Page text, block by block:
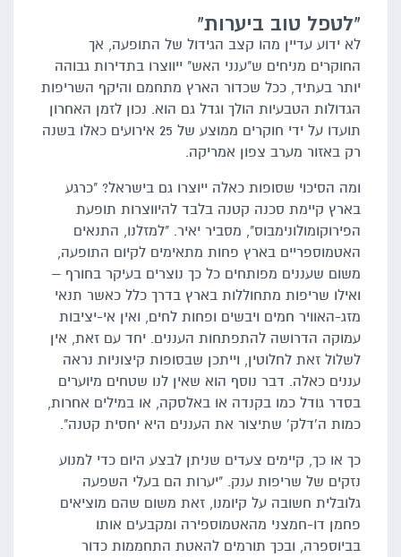
"לטפל טוב ביערות"
לא ידוע עדיין מהו קצב הגידול של התופעה, אך
החוקרים מניחים ש"ענני האש" ייווצרו בתדירות גבוהה
יותר בעתיד, ככל שכדור הארץ מתחמם והיקף השריפות
הגדולות הטבעיות הולך וגדל גם הוא. נכון לזמן האחרון
תועדו על ידי חוקרים ממוצע של 25 אירועים כאלו בשנה
רק באזור מערב צפון אמריקה.
ומה הסיכוי שסופות כאלה ייוצרו גם בישראל? "כרגע
בארץ קיימת סכנה קטנה בלבד להיווצרות תופעת
הפירוקומולונימבוס", מסביר יאיר. "למזלנו, התנאים
האטמוספריים בארץ פחות מתאימים לקיום התופעה,
משום שעננים מפותחים כל כך נוצרים בעיקר בחורף –
ואילו שריפות מתחוללות בארץ בדרך כלל כאשר תנאי
מזג-האוויר חמים ויבשים ופחות לחים, ואין אי-יציבות
עמוקה הדרושה להתפתחות העננים. יחד עם זאת, אין
לשלול זאת לחלוטין, וייתכן שבסופות קיצוניות נראה
עננים כאלה. דבר נוסף הוא שאין לנו שטחים מיוערים
בסדר גודל כמו בקנדה או באלסקה, או במילים אחרות,
כמות ה'דלק' שתיצור את העננים היא יחסית קטנה".
כך או כך, קיימים צעדים שניתן לבצע היום כדי למנוע
נזקים של שריפות ענק. "יערות הם בעלי השפעה
גלובלית חשובה על קיומנו, זאת משום שהם מוציאים
פחמן דו-חמצני מהאטמוספירה ומקבעים אותו
בביוספרה, ובכך תורמים להאטת התחממות כדור